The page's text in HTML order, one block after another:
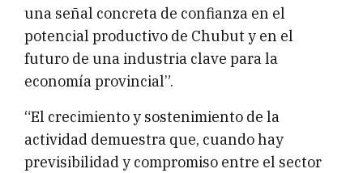
una señal concreta de confianza en el
potencial productivo de Chubut y en el
futuro de una industria clave para la
economía provincial”.
“El crecimiento y sostenimiento de la
actividad demuestra que, cuando hay
previsibilidad y compromiso entre el sector